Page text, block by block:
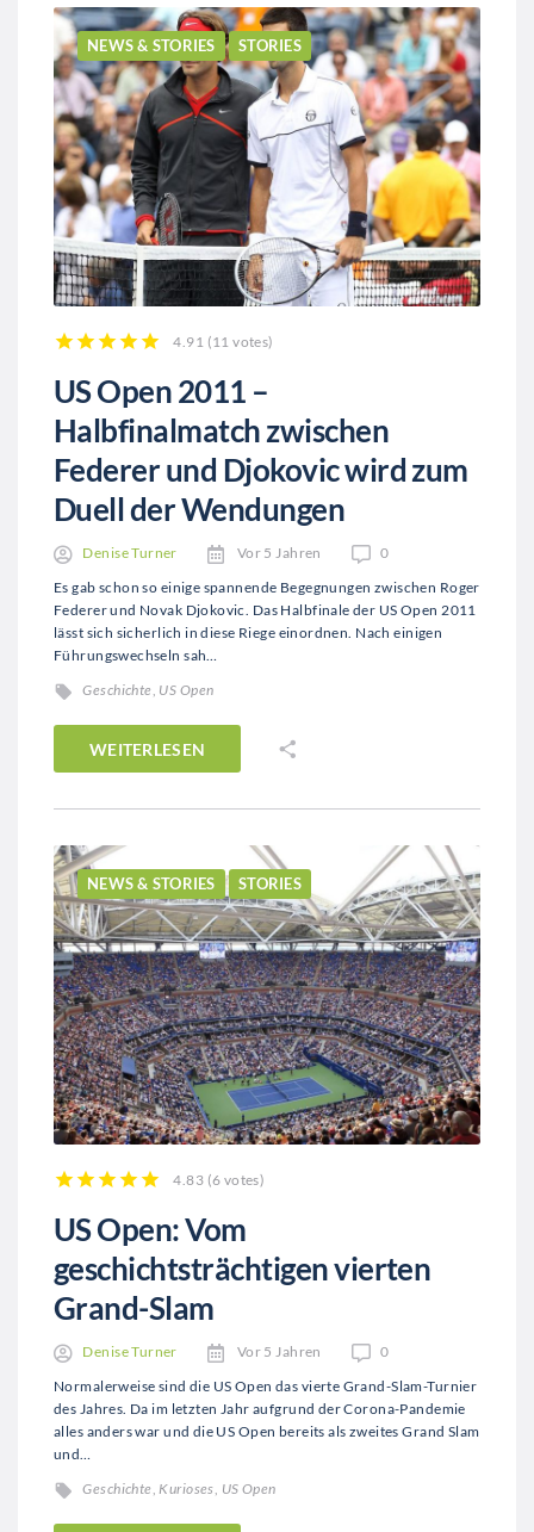
NEWS & STORIES STORIES
4.91 (11 votes)
US Open 2011 –
Halbfinalmatch zwischen
Federer und Djokovic wird zum
Duell der Wendungen
Denise Turner Vor 5 Jahren
0
Es gab schon so einige spannende Begegnungen zwischen Roger
Federer und Novak Djokovic. Das Halbfinale der US Open 2011
lässt sich sicherlich in diese Riege einordnen. Nach einigen
Führungswechseln sah…
Geschichte, US Open
WEITERLESEN
NEWS & STORIES STORIES
4.83 (6 votes)
US Open: Vom
geschichtsträchtigen vierten
Grand-Slam
Denise Turner Vor 5 Jahren
0
Normalerweise sind die US Open das vierte Grand-Slam-Turnier
des Jahres. Da im letzten Jahr aufgrund der Corona-Pandemie
alles anders war und die US Open bereits als zweites Grand Slam
und…
Geschichte,Kurioses, US Open